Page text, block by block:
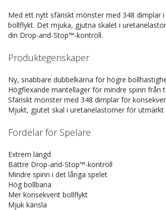
Med ett nytt sfäriskt mönster med 348 dimplar
bollflykt. Det mjuka, gjutna skalet i
din Drop-and-Stop™-kontroll.
Produktegenskaper
Ny, snabbare dubbelkärna för högre
Högflexande mantellager för mindre spinn från
Sfäriskt mönster med 348 dimplar för
Mjukt, gjutet skal i uretanelastomer för utmärkt
Fördelar för Spelare
Extrem längd
Bättre Drop-and-Stop™-kontroll
Mindre spinn i det långa spelet
Hög bollbana
Mer konsekvent bollflykt
Mjuk känsla